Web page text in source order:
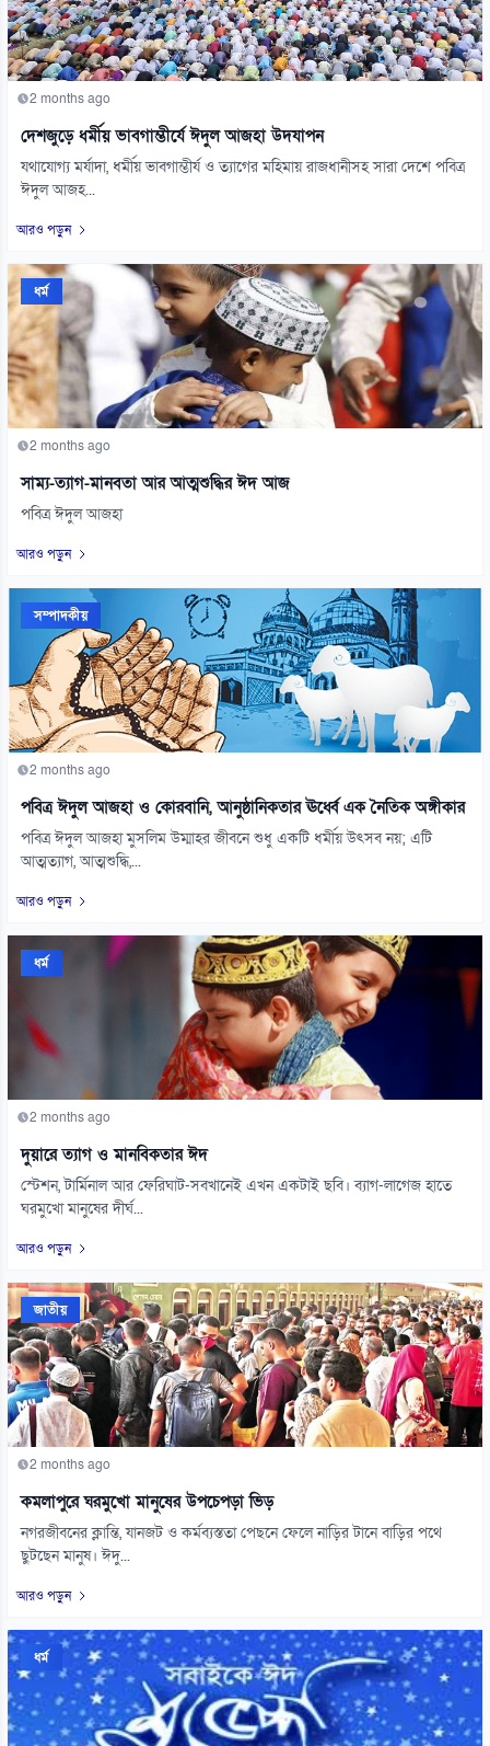
2 months ago
দেশজুড়ে ধর্মীয় ভাবগাম্ভীর্যে ঈদুল আজহা উদযাপন
যথাযোগ্য মর্যাদা, ধর্মীয় ভাবগাম্ভীর্য ও ত্যাগের মহিমায় রাজধানীসহ সারা দেশে পবিত্র
ঈদুল আজহ...
আরও পড়ুন
ধর্ম
2 months ago
সাম্য-ত্যাগ-মানবতা আর আত্মশুদ্ধির ঈদ আজ
পবিত্র ঈদুল আজহা
আরও পড়ুন
সম্পাদকীয়
2 months ago
পবিত্র ঈদুল আজহা ও কোরবানি, আনুষ্ঠানিকতার ঊর্ধ্বে এক নৈতিক অঙ্গীকার
পবিত্র ঈদুল আজহা মুসলিম উম্মাহর জীবনে শুধু একটি ধর্মীয় উৎসব নয়; এটি
আত্মত্যাগ, আত্মশুদ্ধি,...
আরও পড়ুন
ধর্ম
2 months ago
দুয়ারে ত্যাগ ও মানবিকতার ঈদ
স্টেশন, টার্মিনাল আর ফেরিঘাট-সবখানেই এখন একটাই ছবি। ব্যাগ-লাগেজ হাতে
ঘরমুখো মানুষের দীর্ঘ...
আরও পড়ুন
জাতীয়
2 months ago
কমলাপুরে ঘরমুখো মানুষের উপচেপড়া ভিড়
নগরজীবনের ক্লান্তি, যানজট ও কর্মব্যস্ততা পেছনে ফেলে নাড়ির টানে বাড়ির পথে
ছুটছেন মানুষ। ঈদু...
আরও পড়ুন
ধর্ম